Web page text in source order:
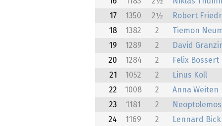
17
1350 2½
Robert
18
1382 2
Tiemon
19
1289 2
David
20
1284 2
Felix Bossert
21
1052 2
Linus Koll
22
1008 2
Anna Weiten
23
1181 2
24
1169 2
Lennard Bick